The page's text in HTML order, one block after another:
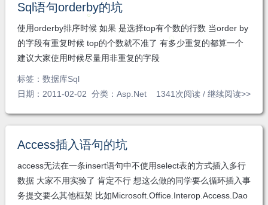
Sql语句orderby的坑
使用orderby排序时候 如果 是选择top有个数的行数 当order by
的字段有重复时候 top的个数就不准了 有多少重复的都算一个
建议大家使用时候尽量用非重复的字段
标签： 数据库Sql
日期：2011-02-02 分类： Asp.Net 1341次阅读 /继续阅读>>
Access插入语句的坑
access无法在一条insert语句中不使用select表的方式插入多行
数据 大家不用实验了 肯定不行 想这么做的同学要么循环插入事
务提交要么其他框架 比如Microsoft.Office.Interop.Access.Dao